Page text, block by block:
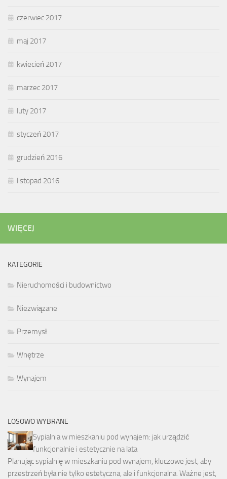
czerwiec 2017
maj 2017
kwiecień 2017
marzec 2017
luty 2017
styczeń 2017
grudzień 2016
listopad 2016
WIĘCEJ
KATEGORIE
Nieruchomości i budownictwo
Niezwiązane
Przemysł
Wnętrze
Wynajem
LOSOWO WYBRANE
Sypialnia w mieszkaniu pod wynajem: jak urządzić
funkcjonalnie i estetycznie na lata
Planując sypialnię w mieszkaniu pod wynajem, kluczowe jest, aby
przestrzeń była nie tylko estetyczna, ale i funkcjonalna. Ważne jest,